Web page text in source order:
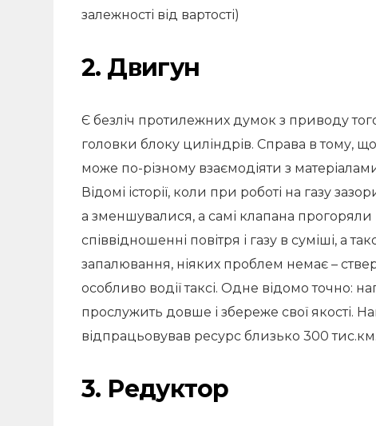
залежності від вартості)
2. Двигун
Є безліч протилежних думок з приводу
головки блоку циліндрів. Справа в тому,
може по-різному взаємодіяти з
Відомі історії, коли при роботі на газу
а зменшувалися, а самі клапана
співвідношенні повітря і газу в суміші, а
запалювання, ніяких проблем немає –
особливо водії таксі. Одне відомо точно:
прослужить довше і збереже свої якості.
відпрацьовував ресурс близько 300 тис.км.
3. Редуктор